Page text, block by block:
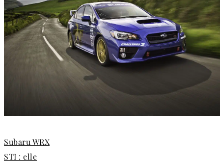
Subaru WRX
STI : elle